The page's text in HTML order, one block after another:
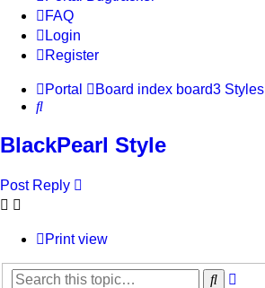
FAQ
Login
Register
Portal Board index board3 Styles
Search
BlackPearl Style
Post Reply
Print view
Search